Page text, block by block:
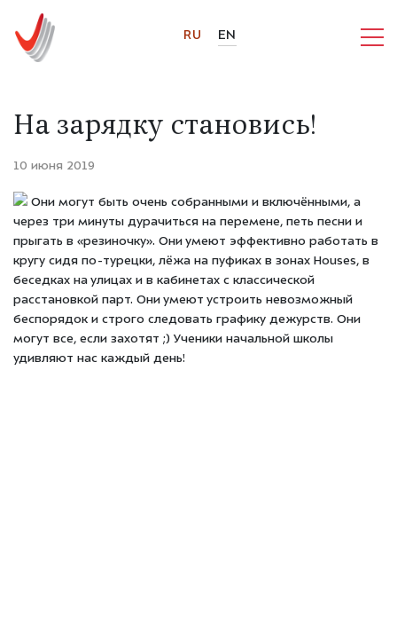
RU EN
На зарядку становись!
10 июня 2019
Они могут быть очень собранными и включёнными, а
через три минуты дурачиться на перемене, петь песни и
прыгать в «резиночку». Они умеют эффективно работать в
кругу сидя по-турецки, лёжа на пуфиках в зонах Houses, в
беседках на улицах и в кабинетах с классической
расстановкой парт. Они умеют устроить невозможный
беспорядок и строго следовать графику дежурств. Они
могут все, если захотят ;) Ученики начальной школы
удивляют нас каждый день!